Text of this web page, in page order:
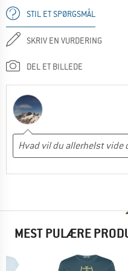
STIL ET SPØRGSMÅL
SKRIV EN VURDERING
DEL ET BILLEDE
MEST PULÆRE